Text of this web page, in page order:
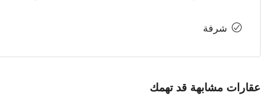
شرفة
عقارات مشابهة قد تهمك